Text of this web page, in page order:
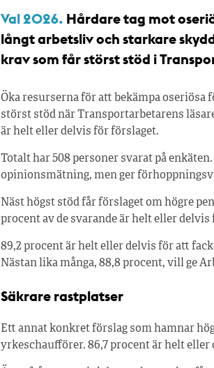
Val 2026. Hårdare tag mot
långt arbetsliv och starkare
krav som får störst stöd i
Öka resurserna för att bekämpa
störst stöd när Transportarbetar­ens
är helt eller delvis för förslaget.
Totalt har 508 personer svarat på
opinionsmätning, men ger
Näst högst stöd får förslaget om högre
procent av de svarande är helt eller delvis
89,2 procent är helt eller delvis för att
Nästan lika många, 88,8 procent, vill ge
Säkrare rastplatser
Ett annat konkret förslag som hamnar
yrkeschaufförer. 86,7 procent är helt eller